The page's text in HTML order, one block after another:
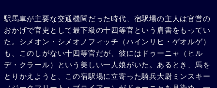
駅馬車が主要な交通機関だった時代、宿駅場の主人は官営の
おかげで官吏として最下級の十四等官という肩書をもってい
た。シメオン・シメオノフィッチ（ハインリヒ・ゲオルゲ）
も、このしがない十四等官だが、彼にはドゥーニャ（ヒル
デ・クラール）という美しい一人娘がいた。あるとき、馬を
とりかえようと、この宿駅場に立寄った騎兵大尉ミンスキー